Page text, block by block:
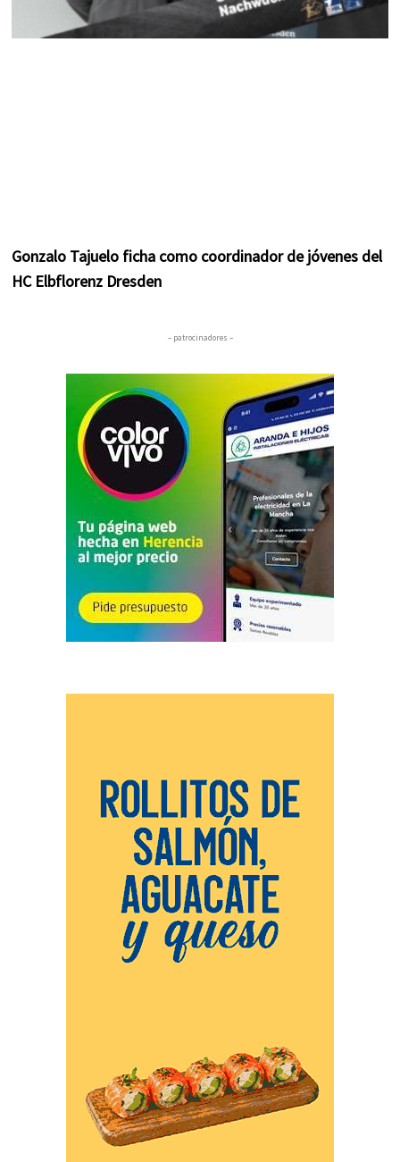
Gonzalo Tajuelo ficha como coordinador de jóvenes del
HC Elbflorenz Dresden
– patrocinadores –